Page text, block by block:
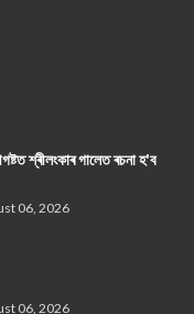
শ্ৰীলংকাৰ গালেত ৰচনা হ'ব
06, 2026
06, 2026